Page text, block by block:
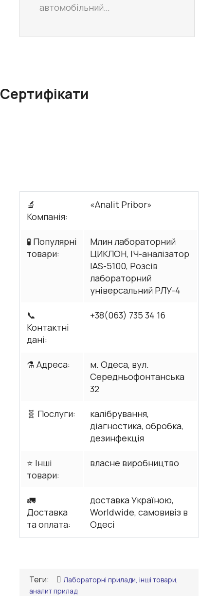
автомобільний…
Сертифікати
🔬
Компанія:
«Analit Pribor»
🧪 Популярні
товари:
Млин лабораторний
ЦИКЛОН, ІЧ-аналізатор
IAS-5100, Розсів
лабораторний
універсальний РЛУ-4
📞
Контактні
дані:
+38(063) 735 34 16
⚗️ Адреса:
м. Одеса, вул.
Середньофонтанська
32
🧬 Послуги:
калібрування,
діагностика, обробка,
дезинфекція
⭐ Інші
товари:
власне виробництво
🚛
Доставка
та оплата:
доставка Україною,
Worldwide, самовивіз в
Одесі
Теги:
Лабораторні прилади, інші товари,
аналит прилад